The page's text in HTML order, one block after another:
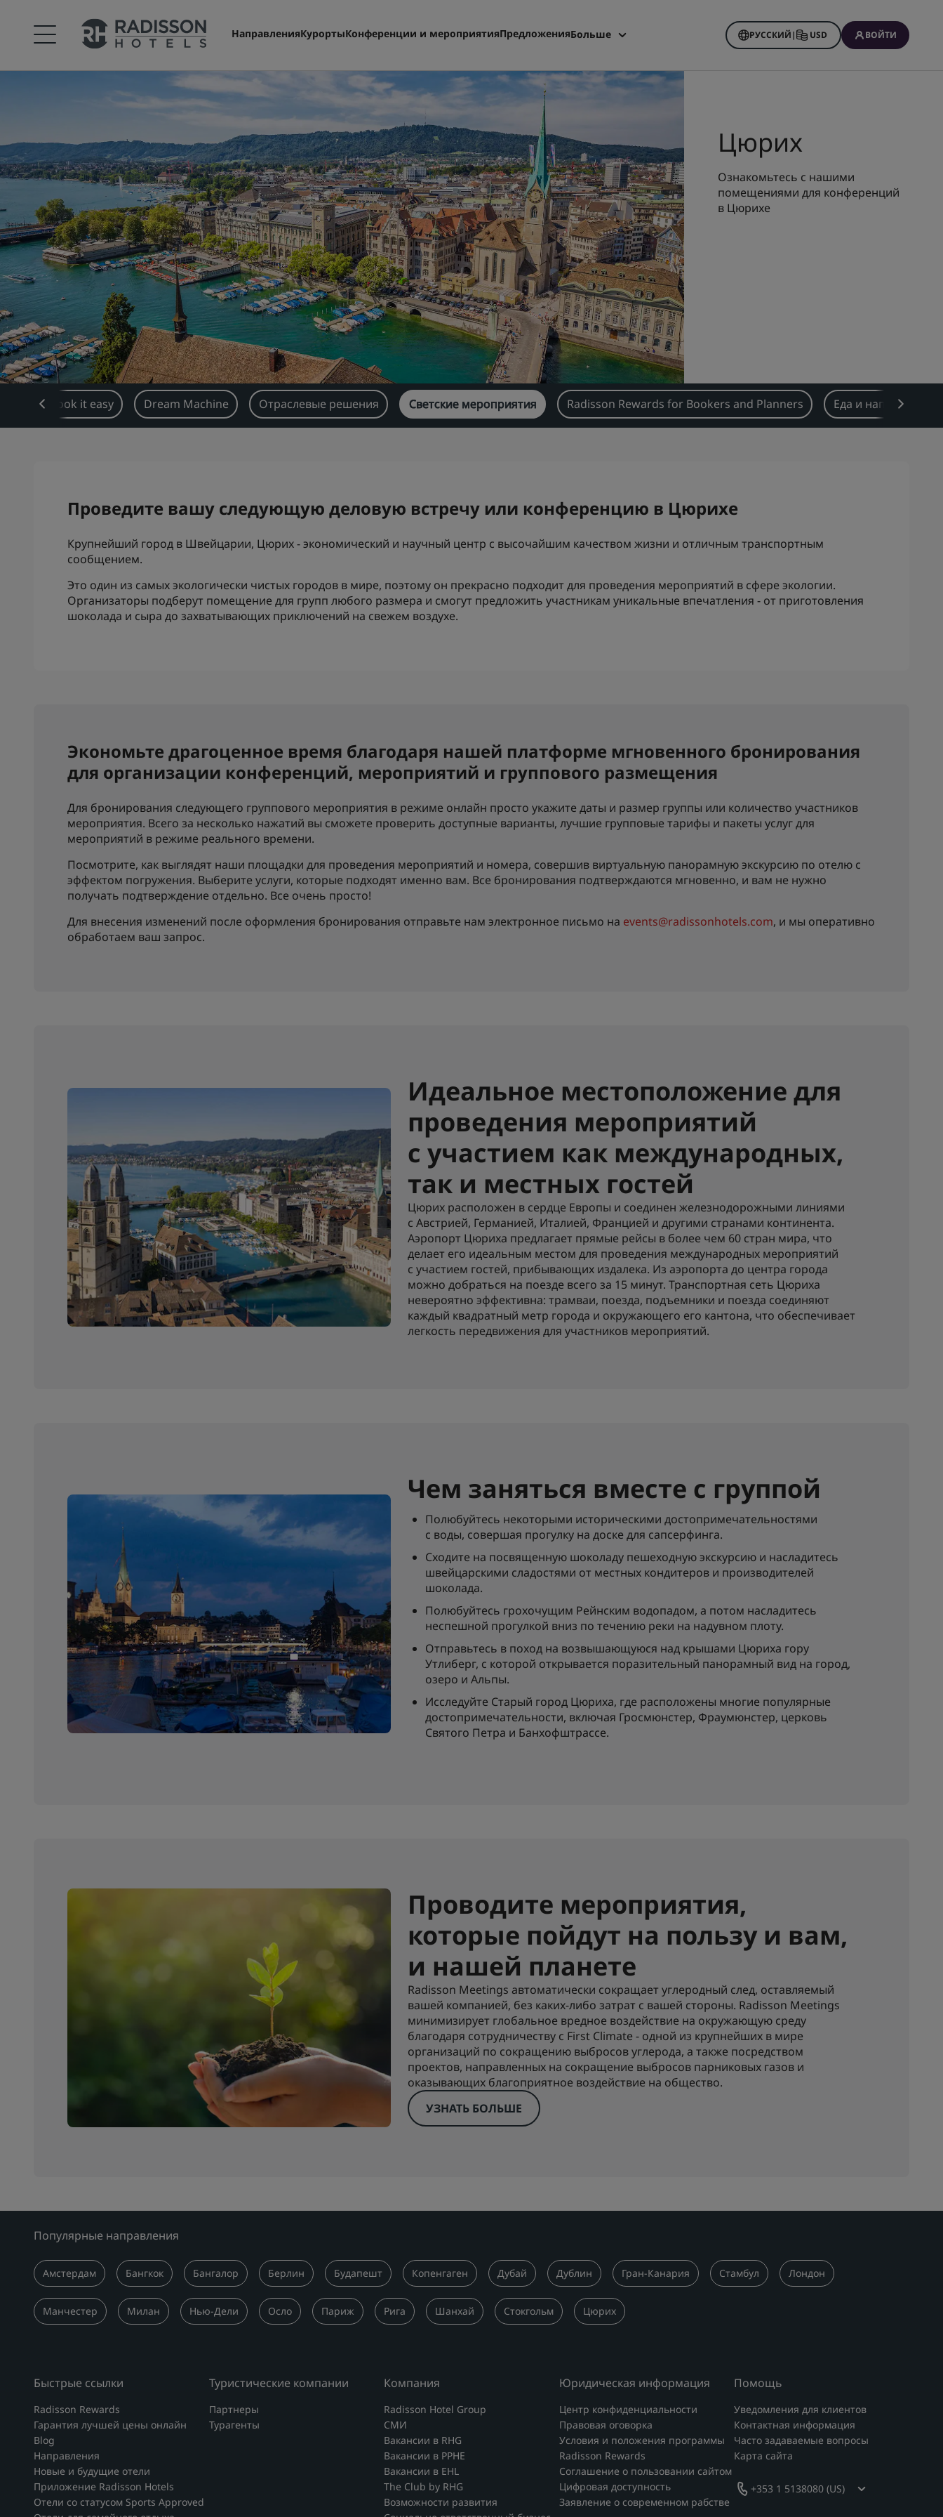
НаправленияКурортыКонференции и мероприятияПредложенияБольше
Radisson Rewards
Мои бронирования
РУССКИЙ| USD ВОЙТИ
Цюрих
Ознакомьтесь с нашими
помещениями для конференций
в Цюрихе
Book it easy Dream Machine Отраслевые решения Светские мероприятия Radisson Rewards for Bookers and Planners Еда и напитки
Проведите вашу следующую деловую встречу или конференцию в Цюрихе
Крупнейший город в Швейцарии, Цюрих - экономический и научный центр с высочайшим качеством жизни и отличным транспортным
сообщением.
Это один из самых экологически чистых городов в мире, поэтому он прекрасно подходит для проведения мероприятий в сфере экологии.
Организаторы подберут помещение для групп любого размера и смогут предложить участникам уникальные впечатления - от приготовления
шоколада и сыра до захватывающих приключений на свежем воздухе.
Экономьте драгоценное время благодаря нашей платформе мгновенного бронирования
для организации конференций, мероприятий и группового размещения
Для бронирования следующего группового мероприятия в режиме онлайн просто укажите даты и размер группы или количество участников
мероприятия. Всего за несколько нажатий вы сможете проверить доступные варианты, лучшие групповые тарифы и пакеты услуг для
мероприятий в режиме реального времени.
Посмотрите, как выглядят наши площадки для проведения мероприятий и номера, совершив виртуальную панорамную экскурсию по отелю с
эффектом погружения. Выберите услуги, которые подходят именно вам. Все бронирования подтверждаются мгновенно, и вам не нужно
получать подтверждение отдельно. Все очень просто!
Для внесения изменений после оформления бронирования отправьте нам электронное письмо на events@radissonhotels.com, и мы оперативно
обработаем ваш запрос.
Идеальное местоположение для
проведения мероприятий
с участием как международных,
так и местных гостей
Цюрих расположен в сердце Европы и соединен железнодорожными линиями
с Австрией, Германией, Италией, Францией и другими странами континента.
Аэропорт Цюриха предлагает прямые рейсы в более чем 60 стран мира, что
делает его идеальным местом для проведения международных мероприятий
с участием гостей, прибывающих издалека. Из аэропорта до центра города
можно добраться на поезде всего за 15 минут. Транспортная сеть Цюриха
невероятно эффективна: трамваи, поезда, подъемники и поезда соединяют
каждый квадратный метр города и окружающего его кантона, что обеспечивает
легкость передвижения для участников мероприятий.
Чем заняться вместе с группой
Полюбуйтесь некоторыми историческими достопримечательностями
с воды, совершая прогулку на доске для сапсерфинга.
Сходите на посвященную шоколаду пешеходную экскурсию и насладитесь
швейцарскими сладостями от местных кондитеров и производителей
шоколада.
Полюбуйтесь грохочущим Рейнским водопадом, а потом насладитесь
неспешной прогулкой вниз по течению реки на надувном плоту.
Отправьтесь в поход на возвышающуюся над крышами Цюриха гору
Утлиберг, с которой открывается поразительный панорамный вид на город,
озеро и Альпы.
Исследуйте Старый город Цюриха, где расположены многие популярные
достопримечательности, включая Гросмюнстер, Фраумюнстер, церковь
Святого Петра и Банхофштрассе.
Проводите мероприятия,
которые пойдут на пользу и вам,
и нашей планете
Radisson Meetings автоматически сокращает углеродный след, оставляемый
вашей компанией, без каких-либо затрат с вашей стороны. Radisson Meetings
минимизирует глобальное вредное воздействие на окружающую среду
благодаря сотрудничеству с First Climate - одной из крупнейших в мире
организаций по сокращению выбросов углерода, а также посредством
проектов, направленных на сокращение выбросов парниковых газов и
оказывающих благоприятное воздействие на общество.
УЗНАТЬ БОЛЬШЕ
Популярные направления
Амстердам Бангкок Бангалор Берлин Будапешт Копенгаген Дубай Дублин Гран-Канария Стамбул Лондон
Манчестер Милан Нью-Дели Осло Париж Рига Шанхай Стокгольм Цюрих
Быстрые ссылки
Radisson Rewards
Гарантия лучшей цены онлайн
Blog
Направления
Новые и будущие отели
Приложение Radisson Hotels
Отели со статусом Sports Approved
Туристические компании
Партнеры
Турагенты
Компания
Radisson Hotel Group
СМИ
Вакансии в RHG
Вакансии в PPHE
Вакансии в EHL
The Club by RHG
Возможности развития
Юридическая информация
Центр конфиденциальности
Правовая оговорка
Условия и положения программы
Radisson Rewards
Соглашение о пользовании сайтом
Цифровая доступность
Заявление о современном рабстве
Помощь
Уведомления для клиентов
Контактная информация
Часто задаваемые вопросы
Карта сайта
+353 1 5138080 (US)